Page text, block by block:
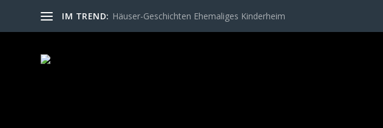
IM TREND: Häuser-Geschichten Ehemaliges Kinderheim